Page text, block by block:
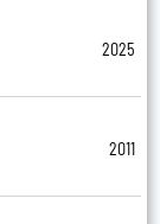
2025
2011